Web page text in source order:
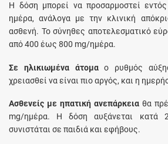
Η δόση μπορεί να προσαρμοστεί
ημέρα, ανάλογα με την κλινική
ασθενή. Το σύνηθες αποτελεσματικό
από 400 έως 800 mg/ημέρα.
Σε ηλικιωμένα άτομαο ρυθμός
χρειασθεί να είναι πιο αργός, και η
Ασθενείς με ηπατική ανεπάρκεια θα
mg/ημέρα. H δόση αυξάνεται κατά
συνιστάται σε παιδιά και εφήβους.